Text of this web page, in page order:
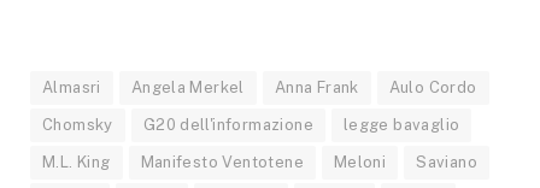
Almasri Angela Merkel Anna Frank Aulo Cordo
Chomsky G20 dell'informazione legge bavaglio
M.L. King Manifesto Ventotene Meloni Saviano